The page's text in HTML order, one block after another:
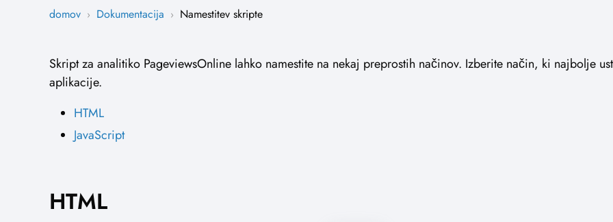
domov › Dokumentacija › Namestitev skripte
Skript za analitiko PageviewsOnline lahko namestite na nekaj preprostih načinov. Izberite način, ki najbolje
aplikacije.
HTML
JavaScript
HTML